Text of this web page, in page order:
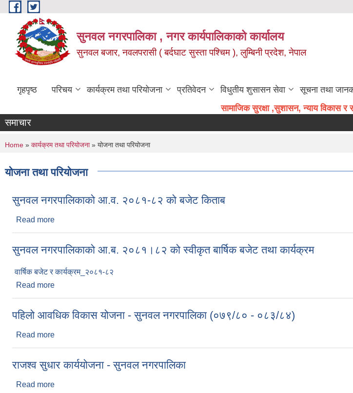
Skip to main content
सुनवल नगरपालिका , नगर कार्यपालिकाको कार्यालय
सुनवल बजार, नवलपरासी ( बर्दघाट सुस्ता पश्चिम ), लुम्बिनी प्रदेश, नेपाल
गृहपृष्ठ परिचय कार्यक्रम तथा परियोजना प्रतिवेदन विधुतीय शुसासन सेवा सूचना तथा
सामाजिक सुरक्षा ,सुशासन, न्याय विकास र
समाचार
You are here
Home » कार्यक्रम तथा परियोजना» योजना तथा परियोजना
योजना तथा परियोजना
सुनवल नगरपालिकाको आ.व. २०८१-८२ को बजेट किताब
Read more
सुनवल नगरपालिकाको आ.ब. २०८१।८२ को स्वीकृत बार्षिक बजेट तथा कार्यक्रम
वार्षिक बजेट र कार्यक्रम_२०८१-८२
Read more
पहिलो आवधिक विकास योजना - सुनवल नगरपालिका (०७९/८० - ०८३/८४)
Read more
राजश्व सुधार कार्ययोजना - सुनवल नगरपालिका
Read more